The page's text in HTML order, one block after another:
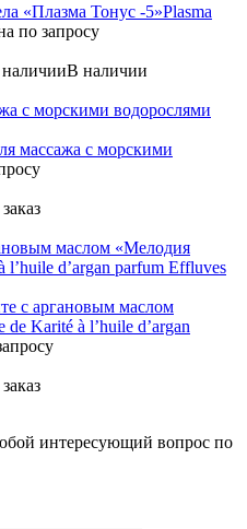
«Плазма Тонус -5»Plasma
по запросу
В наличии
массажа c морскими
с аргановым маслом
Karité à l’huile d’argan
интересующий вопрос по